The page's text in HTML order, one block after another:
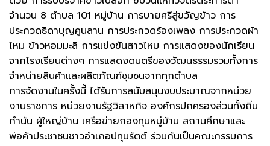
จำนวน 8 ตำบล 101 หมู่บ้าน การบายศรีสู่ขวัญข้าว การ
ประกวดธิดาบุญคูนลาน การประกวดร้องเพลง การประกวดผ้า
ไหม ข้าวหอมมะลิ การแข่งขันสาวไหม การแสดงของนักเรียน
จากโรงเรียนต่างๆ การแสดงดนตรีของวัฒนธรรมรวมทั้งการ
จำหน่ายสินค้าและผลิตภัณฑ์ชุมชนจากทุกตำบล
การจัดงานในครั้งนี้ ได้รับการสนับสนุนงบประมาณจากหน่วย
งานราชการ หน่วยงานรัฐวิสาหกิจ องค์กรปกครองส่วนทั้งถิ่น
กำนัน ผู้ใหญ่บ้าน เครือข่ายกองทุนหมู่บ้าน สถานศึกษาและ
พ่อค้าประชาชนชาวอำเภอปทุมรัตต์ ร่วมกันเป็นคณะกรรมการ